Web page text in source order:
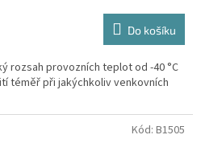
Do košíku
rozsah provozních teplot od -40 °C
téměř při jakýchkoliv venkovních
Kód: B1505